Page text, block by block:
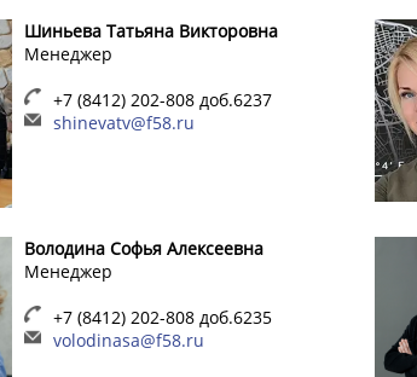
Шиньева Татьяна Викторовна
Менеджер
+7 (8412) 202-808 доб.6237
shinevatv@f58.ru
Володина Софья Алексеевна
Менеджер
+7 (8412) 202-808 доб.6235
volodinasa@f58.ru